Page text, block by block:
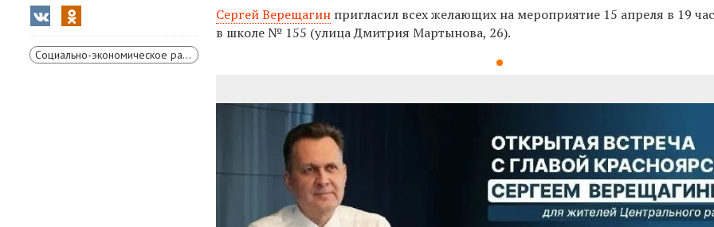
Социально-экономическое развитие Красноярского края
Сергей Верещагин пригласил всех желающих на мероприятие 15 апреля в 19
в школе № 155 (улица Дмитрия Мартынова, 26).